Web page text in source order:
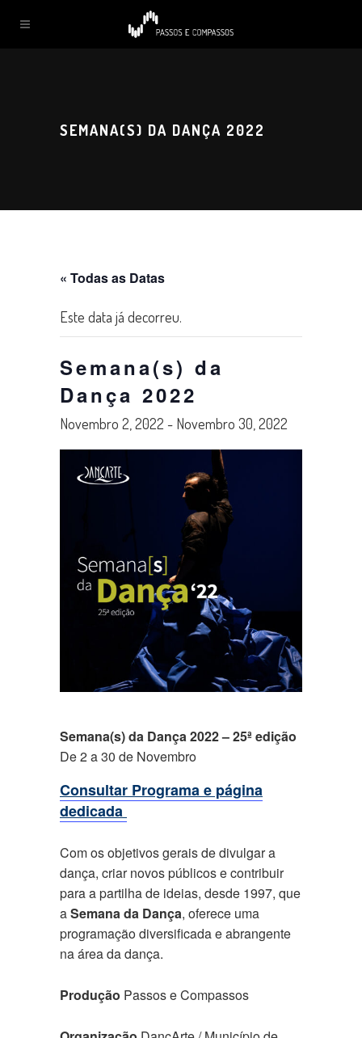
SEMANA(S) DA DANÇA 2022
« Todas as Datas
Este data já decorreu.
Semana(s) da
Dança 2022
Novembro 2, 2022 - Novembro 30, 2022
Semana(s) da Dança 2022 – 25ª edição
De 2 a 30 de Novembro
Consultar Programa e página
dedicada
Com os objetivos gerais de divulgar a
dança, criar novos públicos e contribuir
para a partilha de ideias, desde 1997, que
aSemana da Dança, oferece uma
programação diversificada e abrangente
na área da dança.
Produção Passos e Compassos